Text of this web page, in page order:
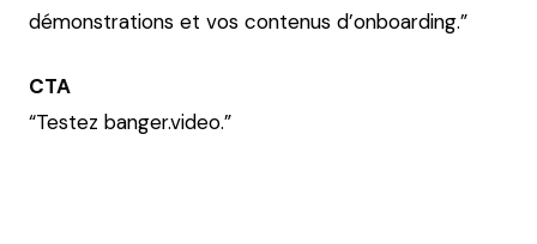
démonstrations et vos contenus d’onboarding.”
CTA
“Testez banger.video.”